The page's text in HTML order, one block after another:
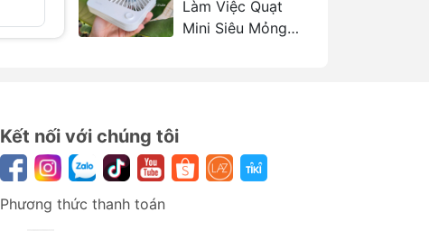
Làm Việc Quạt
Mini Siêu Mỏng
2.000.000₫
Kết nối với chúng tôi
Phương thức thanh toán